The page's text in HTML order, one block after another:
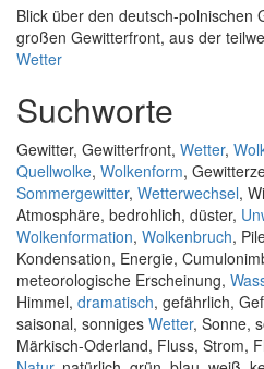
Blick über den deutsch-polnischen
großen Gewitterfront, aus der
Wetter
Suchworte
Gewitter, Gewitterfront, Wetter,
Quellwolke, Wolkenform,
Sommergewitter, Wetterwechsel,
Atmosphäre, bedrohlich, düster,
Wolkenformation, Wolkenbruch,
Kondensation, Energie,
meteorologische Erscheinung,
Himmel, dramatisch, gefährlich,
saisonal, sonniges Wetter, Sonne,
Märkisch-Oderland, Fluss, Strom,